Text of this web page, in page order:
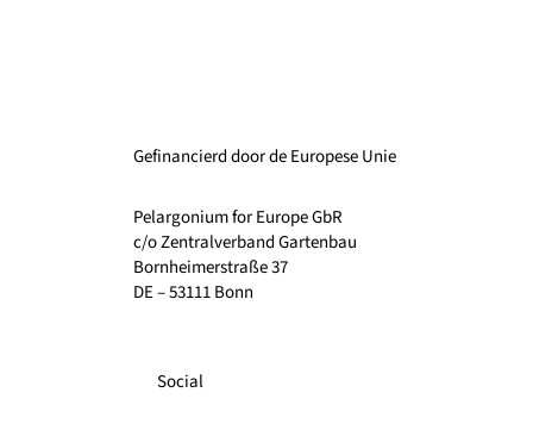
Gefinancierd door de Europese Unie
Pelargonium for Europe GbR
c/o Zentralverband Gartenbau
Bornheimerstraße 37
DE – 53111 Bonn
Social